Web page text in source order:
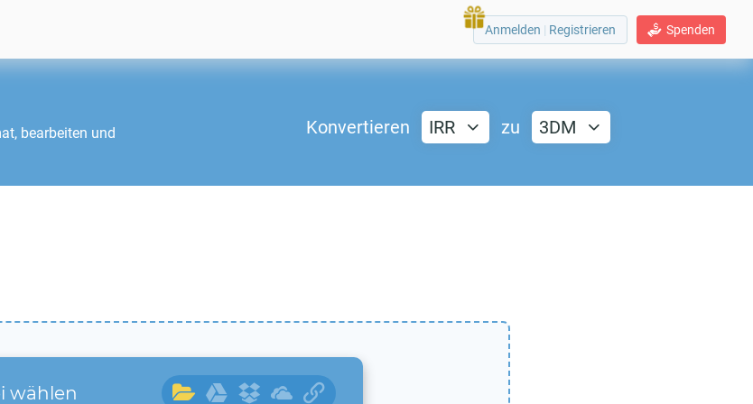
Spenden
Anmelden | Registrieren
bearbeiten und
Konvertieren IRR zu 3DM
wählen